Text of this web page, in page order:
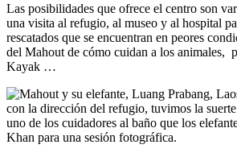
Las posibilidades que ofrece el centro son
una visita al refugio, al museo y al hospital
rescatados que se encuentran en peores
del Mahout de cómo cuidan a los animales,
Kayak …
con la dirección del refugio, tuvimos la
uno de los cuidadores al baño que los
Khan para una sesión fotográfica.